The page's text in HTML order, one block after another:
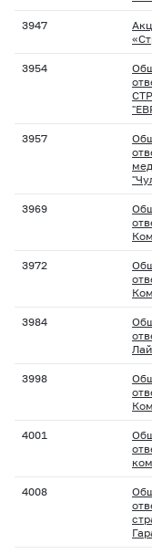
3947
3954
3957
3969
3972
3984
3998
4001
4008